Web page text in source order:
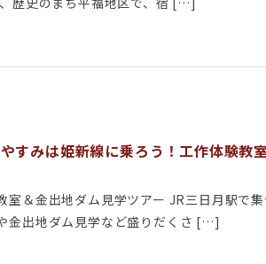
すみは姫新線に乗ろう！工作体験教
＆金出地ダム見学ツアー JR三日月駅で
金出地ダム見学など盛りだくさ […]